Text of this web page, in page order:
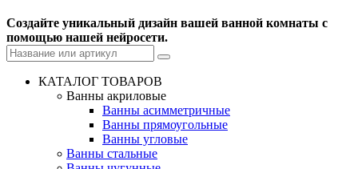
Создайте уникальный дизайн вашей ванной комнаты с
помощью нашей нейросети.
КАТАЛОГ ТОВАРОВ
Ванны акриловые
Ванны асимметричные
Ванны прямоугольные
Ванны угловые
Ванны стальные